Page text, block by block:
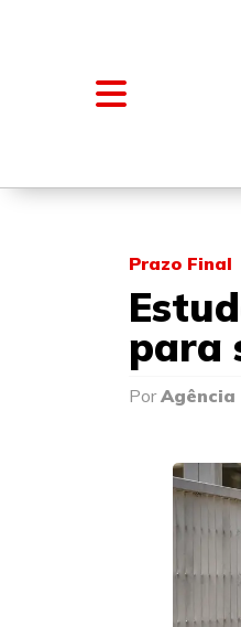
Prazo Final
para
PorAgência